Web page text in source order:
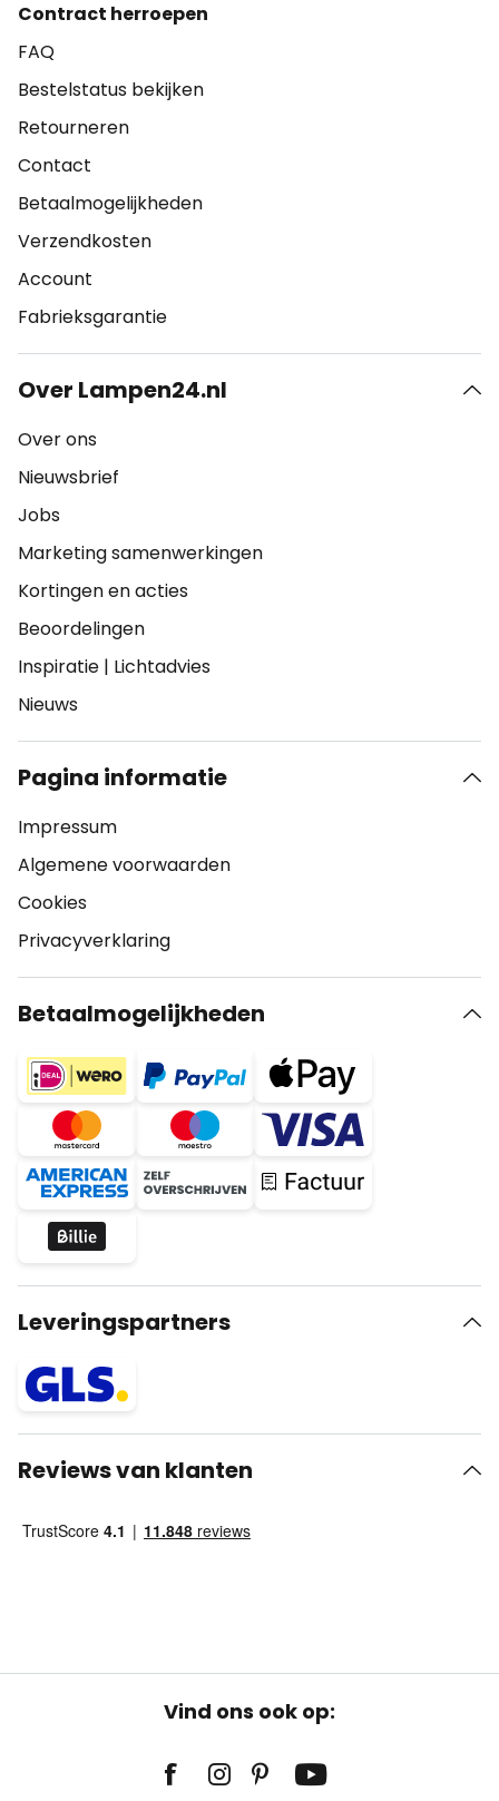
Contract herroepen
FAQ
Bestelstatus bekijken
Retourneren
Contact
Betaalmogelijkheden
Verzendkosten
Account
Fabrieksgarantie
Over Lampen24.nl
Over ons
Nieuwsbrief
Jobs
Marketing samenwerkingen
Kortingen en acties
Beoordelingen
Inspiratie | Lichtadvies
Nieuws
Pagina informatie
Impressum
Algemene voorwaarden
Cookies
Privacyverklaring
Betaalmogelijkheden
Leveringspartners
Reviews van klanten
Vind ons ook op: